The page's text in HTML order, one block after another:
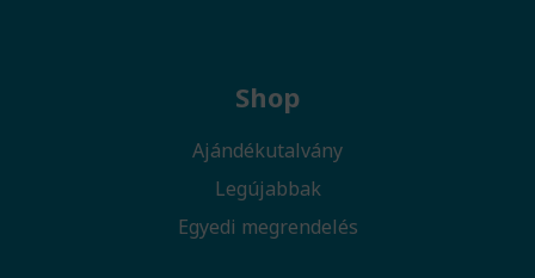
Shop
Ajándékutalvány
Legújabbak
Egyedi megrendelés